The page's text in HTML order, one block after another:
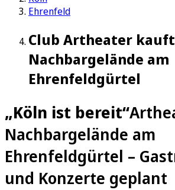
Ehrenfeld
Club Artheater kauft
Nachbargelände am
Ehrenfeldgürtel
„Köln ist bereit“
Nachbargelände am
Ehrenfeldgürtel –
und Konzerte geplant